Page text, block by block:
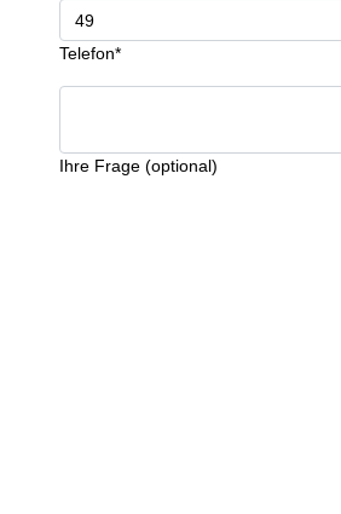
Telefon*
Ihre Frage (optional)